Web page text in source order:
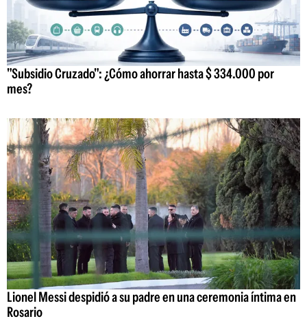
"Subsidio Cruzado": ¿Cómo ahorrar hasta $ 334.000 por
mes?
Lionel Messi despidió a su padre en una ceremonia íntima en
Rosario